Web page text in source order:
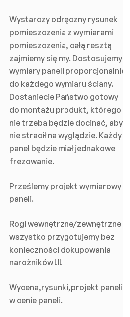
Wystarczy odręczny rysunek
pomieszczenia z wymiarami
pomieszczenia, całą resztą
zajmiemy się my. Dostosujemy
wymiary paneli proporcjonalnie
do każdego wymiaru ściany.
Dostaniecie Państwo gotowy
do montażu produkt, którego
nie trzeba będzie docinać, aby
nie stracił na wyglądzie. Każdy
panel będzie miał jednakowe
frezowanie.
Prześlemy projekt wymiarowy
paneli.
Rogi wewnętrzne/zewnętrzne
wszystko przygotujemy bez
konieczności dokupowania
narożników !!!
Wycena,rysunki,projekt paneli
w cenie paneli.